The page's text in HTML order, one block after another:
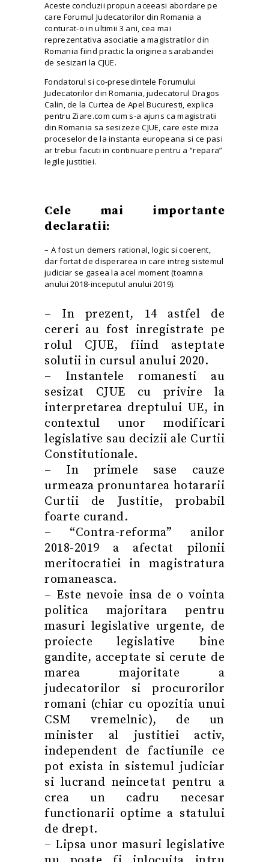
Aceste concluzii propun aceeasi abordare pe
care Forumul Judecatorilor din Romania a
conturat-o in ultimii 3 ani, cea mai
reprezentativa asociatie a magistratilor din
Romania fiind practic la originea sarabandei
de sesizari la CJUE.
Fondatorul si co-presedintele Forumului
Judecatorilor din Romania, judecatorul Dragos
Calin, de la Curtea de Apel Bucuresti, explica
pentru Ziare.com cum s-a ajuns ca magistratii
din Romania sa sesizeze CJUE, care este miza
proceselor de lainstanta europeana si ce pasi
ar trebui facuti in continuare pentru a “repara”
legile justitiei.
Cele mai importante
declaratii:
– A fost un demers rational, logic si coerent,
dar fortat de disperarea in care intreg sistemul
judiciar se gasea la acel moment (toamna
anului 2018-inceputul anului 2019).
– In prezent, 14 astfel de
cereri au fost inregistrate pe
rolul CJUE, fiind asteptate
solutii in cursul anului 2020.
– Instantele romanesti au
sesizat CJUE cu privire la
interpretarea dreptului UE, in
contextul unor modificari
legislative sau decizii ale Curtii
Constitutionale.
– In primele sase cauze
urmeaza pronuntarea hotararii
Curtii de Justitie, probabil
foarte curand.
– “Contra-reforma” anilor
2018-2019 a afectat pilonii
meritocratiei in magistratura
romaneasca.
– Este nevoie insa de o vointa
politica majoritara pentru
masuri legislative urgente, de
proiecte legislative bine
gandite, acceptate si cerute de
marea majoritate a
judecatorilor si procurorilor
romani (chiar cu opozitia unui
CSM vremelnic), de un
minister al justitiei activ,
independent de factiunile ce
pot exista in sistemul judiciar
si lucrand neincetat pentru a
crea un cadru necesar
functionarii optime a statului
de drept.
– Lipsa unor masuri legislative